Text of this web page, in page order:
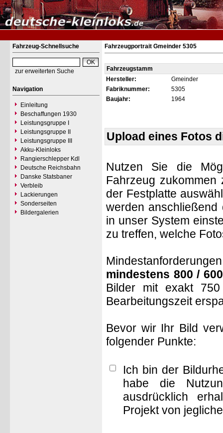
Fahrzeug-Schnellsuche
zur erweiterten Suche
Navigation
Einleitung
Beschaffungen 1930
Leistungsgruppe I
Leistungsgruppe II
Leistungsgruppe III
Akku-Kleinloks
Rangierschlepper Kdl
Deutsche Reichsbahn
Danske Statsbaner
Verbleib
Lackierungen
Sonderseiten
Bildergalerien
Fahrzeugportrait Gmeinder 5305
Fahrzeugstamm
Hersteller:
Gmeinder
Fabriknummer:
5305
Baujahr:
1964
Upload eines Fotos
Nutzen Sie die
Fahrzeug
der Festplatte
werden anschließend
in unser System
zu treffen, welche
mindestens 800 /
Bilder mit exakt
Bearbeitungszeit
Bevor wir Ihr Bild
folgender Punkte:
Ich bin der
habe die
ausdrücklich
Projekt von